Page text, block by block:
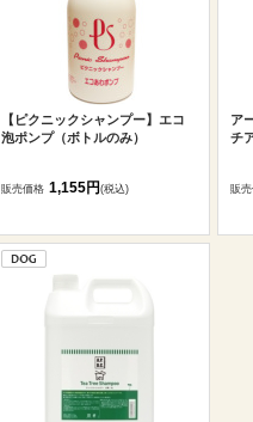
【ピクニックシャンプー】エコ
泡ポンプ（ボトルのみ）
販売価格 1,155円(税込)
ア
チ
販